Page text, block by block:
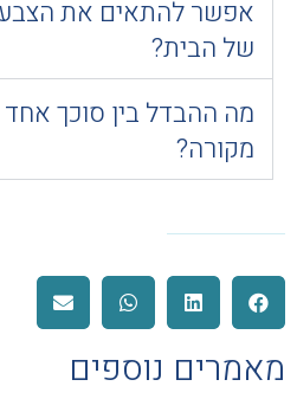
אפשר להתאים את הצבע
של הבית?
מה ההבדל בין סוכך אחד
מקורה?
מאמרים נוספים